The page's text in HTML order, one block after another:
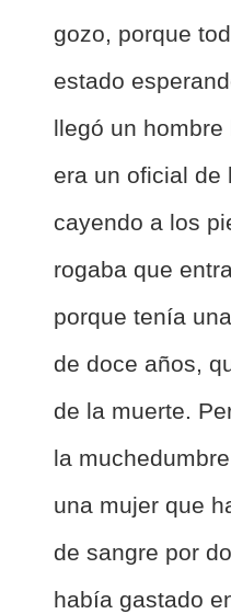
gozo, porque
estado
llegó un
era un oficial de
cayendo a los
rogaba que
porque tenía
de doce años,
de la muerte.
la
una mujer que
de sangre por
había gastado